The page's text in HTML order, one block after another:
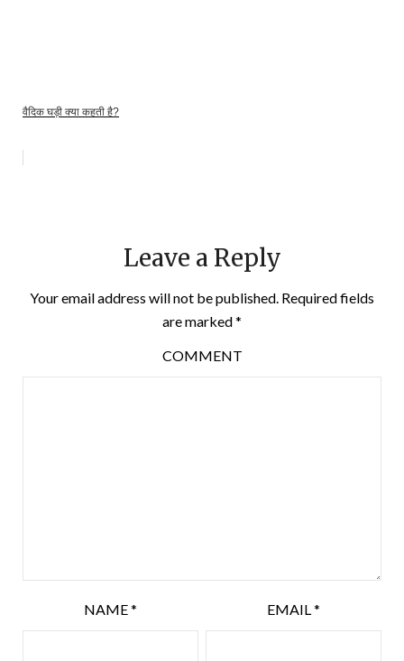
वैदिक घड़ी क्या कहती है?
Leave a Reply
Your email address will not be published. Required fields
are marked*
COMMENT
NAME* EMAIL*